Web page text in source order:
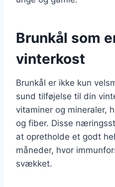
Brunkål som
vinterkost
Brunkål er ikke kun
sund tilføjelse til din
vitaminer og mineraler,
og fiber. Disse
at opretholde et godt
måneder, hvor
svækket.